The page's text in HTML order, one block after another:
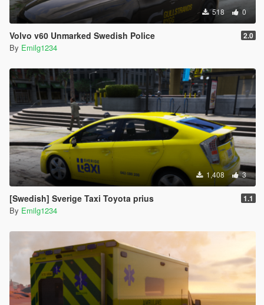
518 0
Volvo v60 Unmarked Swedish Police 2.0
By Emilg1234
1,408 3
[Swedish] Sverige Taxi Toyota prius 1.1
By Emilg1234